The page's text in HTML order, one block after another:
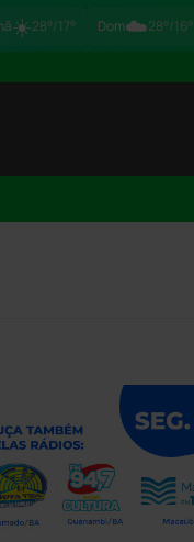
☀️28°/17° Dom☁️28°/16°